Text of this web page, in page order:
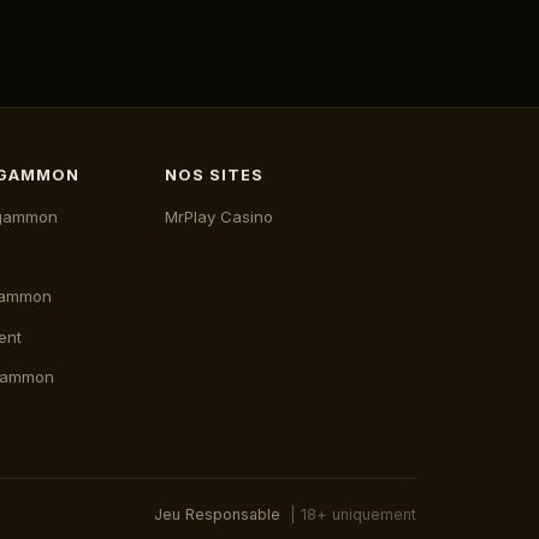
NOS SITES
MrPlay Casino
Jeu Responsable | 18+ uniquement